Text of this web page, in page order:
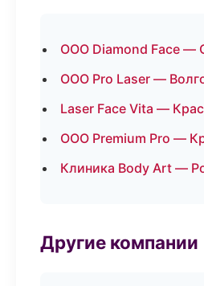
ООО Diamond Face —
ООО Pro Laser —
Laser Face Vita —
ООО Premium Pro —
Клиника Body Art —
Другие компании